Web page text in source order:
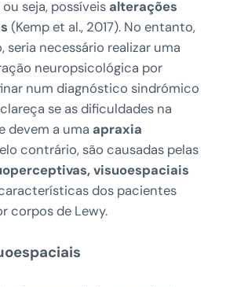
seja, possíveis alterações
(Kemp et al., 2017). No entanto,
seria necessário realizar uma
neuropsicológica por
num diagnóstico sindrómico
se as dificuldades na
devem a uma apraxia
contrário, são causadas pelas
visuoespaciais
dos pacientes
corpos de Lewy.